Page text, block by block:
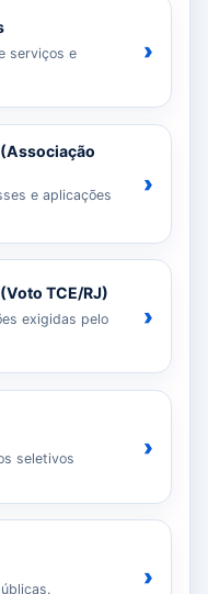
serviços e
›
e aplicações
›
TCE/RJ)
exigidas pelo
›
seletivos ›
›